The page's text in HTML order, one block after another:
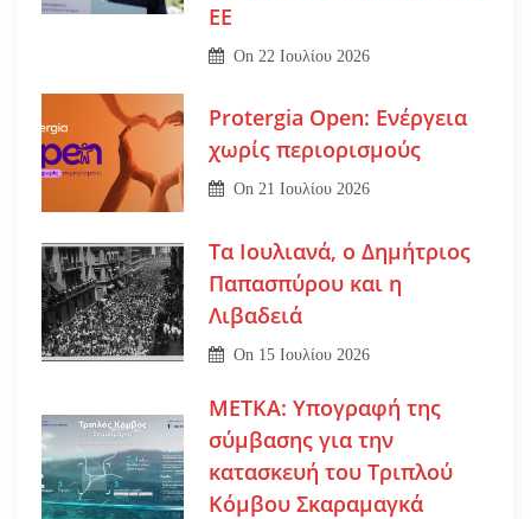
ΕΕ
On 22 Ιουλίου 2026
Protergia Open: Ενέργεια
χωρίς περιορισμούς
On21 Ιουλίου 2026
Τα Ιουλιανά, ο Δημήτριος
Παπασπύρου και η
Λιβαδειά
On 15 Ιουλίου 2026
ΜΕΤΚΑ: Υπογραφή της
σύμβασης για την
κατασκευή του Τριπλού
Κόμβου Σκαραμαγκά